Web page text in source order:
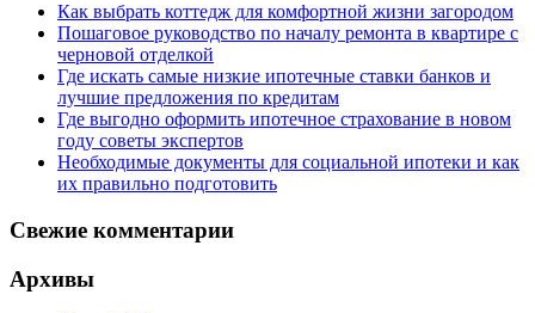
Как выбрать коттедж для комфортной жизни загородом
Пошаговое руководство по началу ремонта в квартире с
черновой отделкой
Где искать самые низкие ипотечные ставки банков и
лучшие предложения по кредитам
Где выгодно оформить ипотечное страхование в новом
году советы экспертов
Необходимые документы для социальной ипотеки и как
их правильно подготовить
Свежие комментарии
Архивы